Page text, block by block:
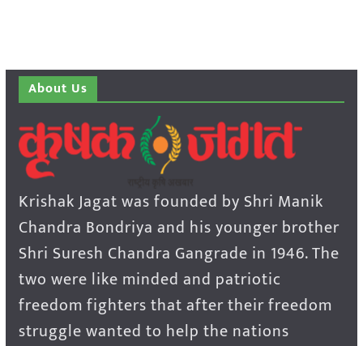
About Us
Krishak Jagat was founded by Shri Manik
Chandra Bondriya and his younger brother
Shri Suresh Chandra Gangrade in 1946. The
two were like minded and patriotic
freedom fighters that after their freedom
struggle wanted to help the nations